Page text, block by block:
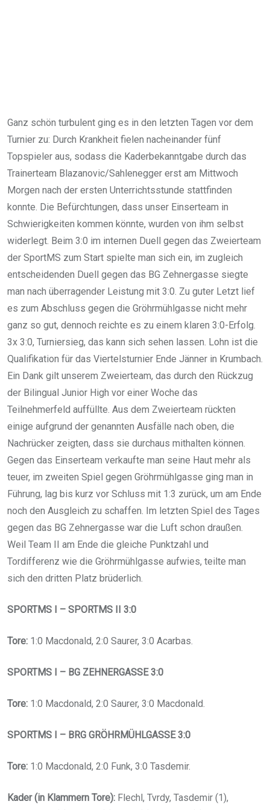
Ganz schön turbulent ging es in den letzten Tagen vor dem
Turnier zu: Durch Krankheit fielen nacheinander fünf
Topspieler aus, sodass die Kaderbekanntgabe durch das
Trainerteam Blazanovic/Sahlenegger erst am Mittwoch
Morgen nach der ersten Unterrichtsstunde stattfinden
konnte. Die Befürchtungen, dass unser Einserteam in
Schwierigkeiten kommen könnte, wurden von ihm selbst
widerlegt. Beim 3:0 im internen Duell gegen das Zweierteam
der SportMS zum Start spielte man sich ein, im zugleich
entscheidenden Duell gegen das BG Zehnergasse siegte
man nach überragender Leistung mit 3:0. Zu guter Letzt lief
es zum Abschluss gegen die Gröhrmühlgasse nicht mehr
ganz so gut, dennoch reichte es zu einem klaren 3:0-Erfolg.
3x 3:0, Turniersieg, das kann sich sehen lassen. Lohn ist die
Qualifikation für das Viertelsturnier Ende Jänner in Krumbach.
Ein Dank gilt unserem Zweierteam, das durch den Rückzug
der Bilingual Junior High vor einer Woche das
Teilnehmerfeld auffüllte. Aus dem Zweierteam rückten
einige aufgrund der genannten Ausfälle nach oben, die
Nachrücker zeigten, dass sie durchaus mithalten können.
Gegen das Einserteam verkaufte man seine Haut mehr als
teuer, im zweiten Spiel gegen Gröhrmühlgasse ging man in
Führung, lag bis kurz vor Schluss mit 1:3 zurück, um am Ende
noch den Ausgleich zu schaffen. Im letzten Spiel des Tages
gegen das BG Zehnergasse war die Luft schon draußen.
Weil Team II am Ende die gleiche Punktzahl und
Tordifferenz wie die Gröhrmühlgasse aufwies, teilte man
sich den dritten Platz brüderlich.
SPORTMS I – SPORTMS II 3:0
Tore: 1:0 Macdonald, 2:0 Saurer, 3:0 Acarbas.
SPORTMS I – BG ZEHNERGASSE 3:0
Tore: 1:0 Macdonald, 2:0 Saurer, 3:0 Macdonald.
SPORTMS I – BRG GRÖHRMÜHLGASSE 3:0
Tore: 1:0 Macdonald, 2:0 Funk, 3:0 Tasdemir.
Kader (in Klammern Tore): Flechl, Tvrdy, Tasdemir (1),